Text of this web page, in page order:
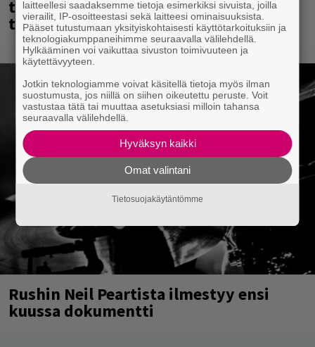
tänään – katso kuvagalleria torstailta
täältä
Rushin Neil Peartista ilmestyy ensi
kuussa dokumentti
laitteellesi saadaksemme tietoja esimerkiksi sivuista, joilla
vierailit, IP-osoitteestasi sekä laitteesi ominaisuuksista.
Pääset tutustumaan yksityiskohtaisesti käyttötarkoituksiin ja
teknologiakumppaneihimme seuraavalla välilehdellä.
Hylkääminen voi vaikuttaa sivuston toimivuuteen ja
käytettävyyteen.
Jotkin teknologiamme voivat käsitellä tietoja myös ilman
suostumusta, jos niillä on siihen oikeutettu peruste. Voit
vastustaa tätä tai muuttaa asetuksiasi milloin tahansa
seuraavalla välilehdellä.
Hyväksyn kaikki
Omat valintani
Tietosuojakäytäntömme